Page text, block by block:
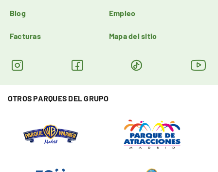
Blog Empleo
Facturas Mapa del sitio
OTROS PARQUES DEL GRUPO